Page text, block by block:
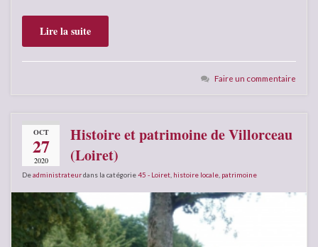
Lire la suite
Faire un commentaire
OCT
27
2020
Histoire et patrimoine de Villorceau
(Loiret)
Deadministrateurdans la catégorie45 - Loiret, histoire locale, patrimoine